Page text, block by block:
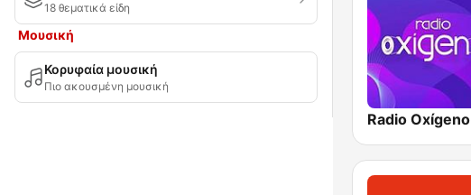
18 θεματικά είδη
Μουσική
Κορυφαία μουσική
Πιο ακουσμένη μουσική
Radio Oxígeno